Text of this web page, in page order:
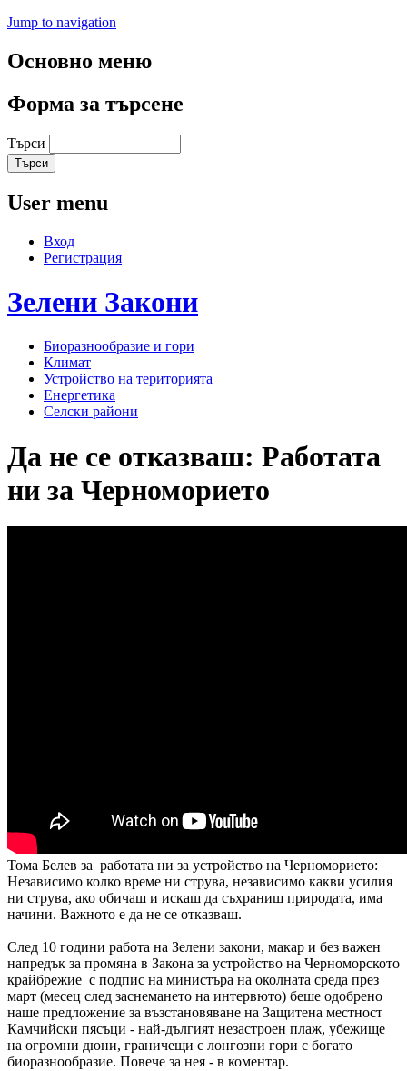
Jump to navigation
Основно меню
Форма за търсене
Търси
User menu
Вход
Регистрация
Зелени Закони
Биоразнообразие и гори
Климат
Устройство на територията
Енергетика
Селски райони
Да не се отказваш: Работата
ни за Черноморието
Тома Белев за работата ни за устройство на Черноморието:
Независимо колко време ни струва, независимо какви усилия
ни струва, ако обичаш и искаш да съхраниш природата, има
начини. Важното е да не се отказваш.
След 10 години работа на Зелени закони, макар и без важен
напредък за промяна в Закона за устройство на Черноморското
крайбрежие с подпис на министъра на околната среда през
март (месец след заснемането на интервюто) беше одобрено
наше предложение за възстановяване на Защитена местност
Камчийски пясъци - най-дългият незастроен плаж, убежище
на огромни дюни, граничещи с лонгозни гори с богато
биоразнообразие. Повече за нея - в коментар.